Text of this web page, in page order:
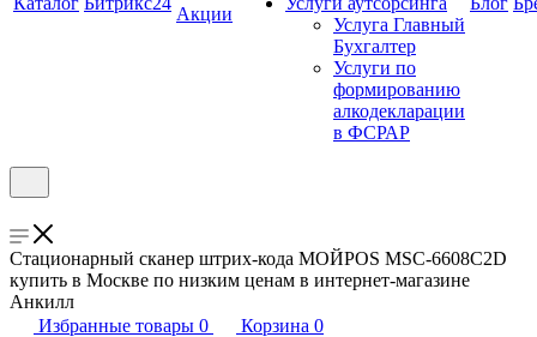
Акции
Услуга Главный
Бухгалтер
Услуги по
формированию
алкодекларации
в ФСРАР
Стационарный сканер штрих-кода МОЙPOS MSC-6608C2D
купить в Москве по низким ценам в интернет-магазине
Анкилл
Избранные товары 0 Корзина 0